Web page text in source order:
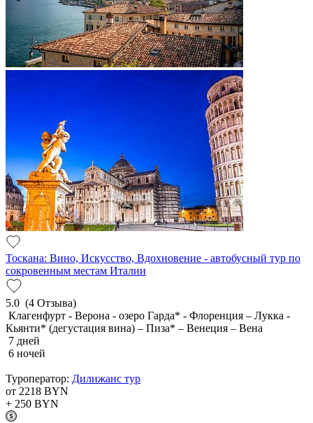
Тоскана: Вино, Искусство, Вдохновение - автобусный тур по
сокровенным местам Италии
5.0 (4 Отзыва)
Клагенфурт - Верона - озеро Гарда* - Флоренция – Лукка -
Кьянти* (дегустация вина) – Пиза* – Венеция – Вена
7 дней
6 ночей
Туроператор: Дилижанс тур
от 2218 BYN
+ 250 BYN